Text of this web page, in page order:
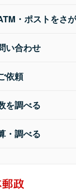
・ポストをさ
い合わせ
依頼
を調べる
・調べる